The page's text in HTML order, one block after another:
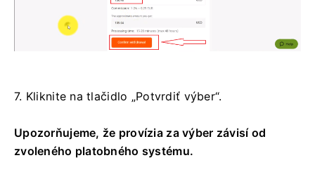
7. Kliknite na tlačidlo „Potvrdiť výber“.
Upozorňujeme, že provízia za výber závisí od
zvoleného platobného systému.